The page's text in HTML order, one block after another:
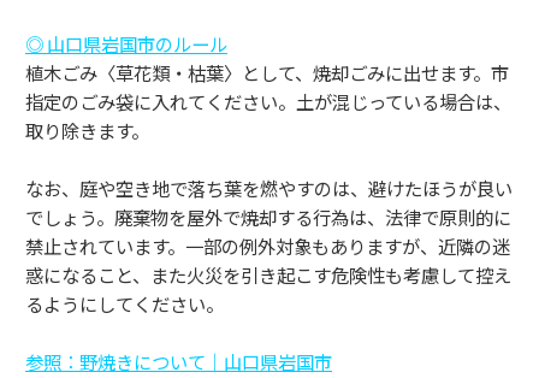
◎ 山口県岩国市のルール
植木ごみ〈草花類・枯葉〉として、焼却ごみに出せます。市
指定のごみ袋に入れてください。土が混じっている場合は、
取り除きます。
なお、庭や空き地で落ち葉を燃やすのは、避けたほうが良い
でしょう。廃棄物を屋外で焼却する行為は、法律で原則的に
禁止されています。一部の例外対象もありますが、近隣の迷
惑になること、また火災を引き起こす危険性も考慮して控え
るようにしてください。
参照：野焼きについて｜山口県岩国市